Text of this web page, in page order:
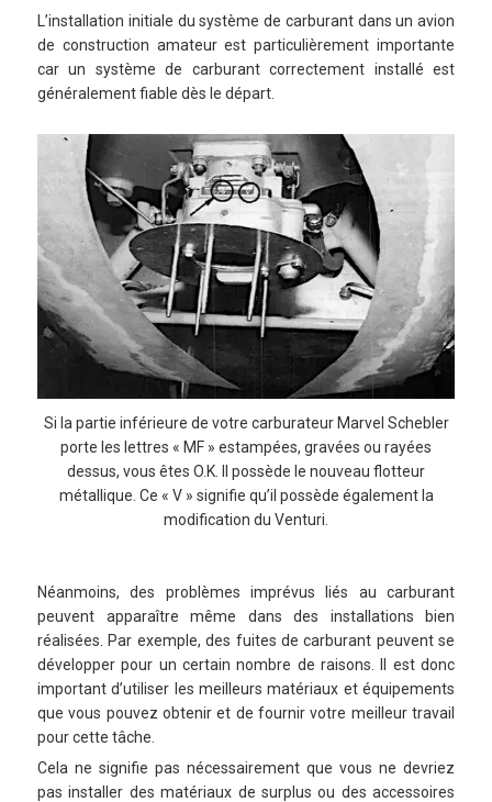
L’installation initiale du système de carburant dans un avion
de construction amateur est particulièrement importante
car un système de carburant correctement installé est
généralement fiable dès le départ.
Si la partie inférieure de votre carburateur Marvel Schebler
porte les lettres « MF » estampées, gravées ou rayées
dessus, vous êtes O.K. Il possède le nouveau flotteur
métallique. Ce « V » signifie qu’il possède également la
modification du Venturi.
Néanmoins, des problèmes imprévus liés au carburant
peuvent apparaître même dans des installations bien
réalisées. Par exemple, des fuites de carburant peuvent se
développer pour un certain nombre de raisons. Il est donc
important d’utiliser les meilleurs matériaux et équipements
que vous pouvez obtenir et de fournir votre meilleur travail
pour cette tâche.
Cela ne signifie pas nécessairement que vous ne devriez
pas installer des matériaux de surplus ou des accessoires